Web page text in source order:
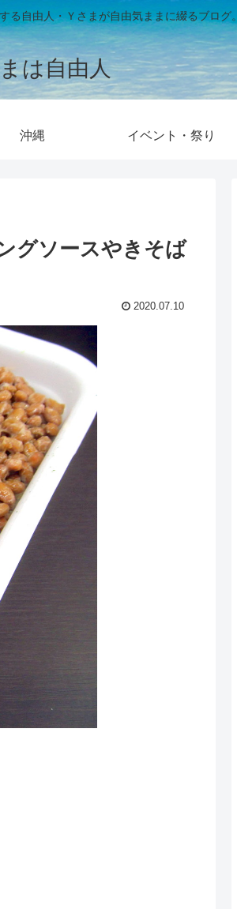
る自由人・Ｙさまが自由気ままに綴るブログ。
は自由人
沖縄 イベント・祭り
グソースやきそば
2020.07.10